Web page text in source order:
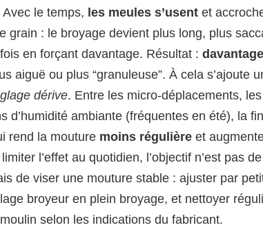
le temps, les meules s’usent et
grain : le broyage devient plus long, plus
en forçant davantage. Résultat :
aiguë ou plus “granuleuse”. À cela s’ajoute
dérive. Entre les micro-déplacements,
d’humidité ambiante (fréquentes en été), la
rend la mouture moins régulière et
l’effet au quotidien, l’objectif n’est pas
de viser une mouture stable : ajuster par
broyeur en plein broyage, et nettoyer
selon les indications du fabricant.